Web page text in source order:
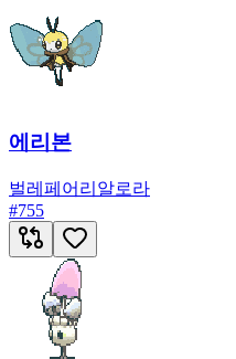
에리본
벌레 페어리 알로라
#755